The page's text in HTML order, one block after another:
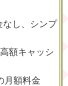
なし、シンプ
額キャッシ
月額料金